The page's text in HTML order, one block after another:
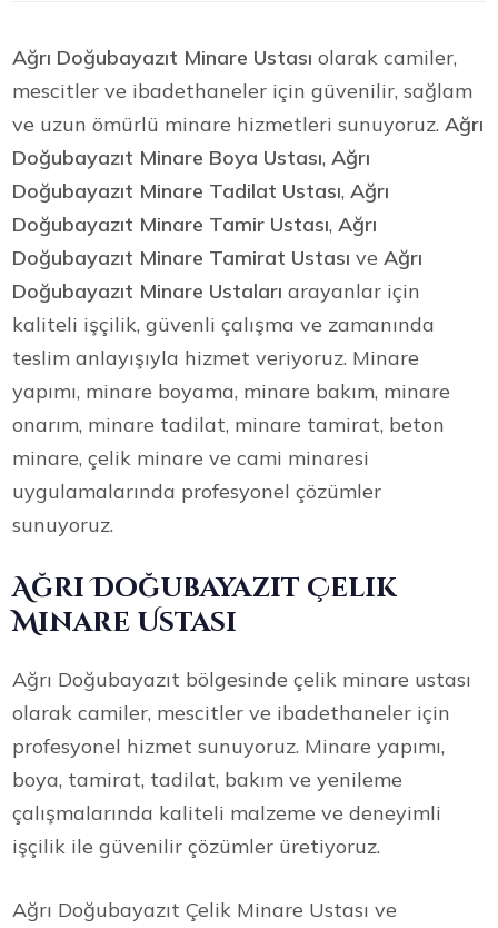
Ağrı Doğubayazıt Minare Ustası olarak camiler,
mescitler ve ibadethaneler için güvenilir, sağlam
ve uzun ömürlü minare hizmetleri sunuyoruz.Ağrı
Doğubayazıt Minare Boya Ustası,Ağrı
Doğubayazıt Minare Tadilat Ustası,Ağrı
Doğubayazıt Minare Tamir Ustası,Ağrı
Doğubayazıt Minare Tamirat Ustası veAğrı
Doğubayazıt Minare Ustaları arayanlar için
kaliteli işçilik, güvenli çalışma ve zamanında
teslim anlayışıyla hizmet veriyoruz. Minare
yapımı, minare boyama, minare bakım, minare
onarım, minare tadilat, minare tamirat, beton
minare, çelik minare ve cami minaresi
uygulamalarında profesyonel çözümler
sunuyoruz.
Ağrı Doğubayazıt Çelik
Minare Ustası
Ağrı Doğubayazıt bölgesinde çelik minare ustası
olarak camiler, mescitler ve ibadethaneler için
profesyonel hizmet sunuyoruz. Minare yapımı,
boya, tamirat, tadilat, bakım ve yenileme
çalışmalarında kaliteli malzeme ve deneyimli
işçilik ile güvenilir çözümler üretiyoruz.
Ağrı Doğubayazıt Çelik Minare Ustası ve